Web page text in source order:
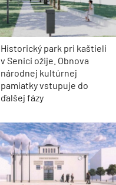
Historický park pri kaštieli
v Senici ožije. Obnova
národnej kultúrnej
pamiatky vstupuje do
ďalšej fázy